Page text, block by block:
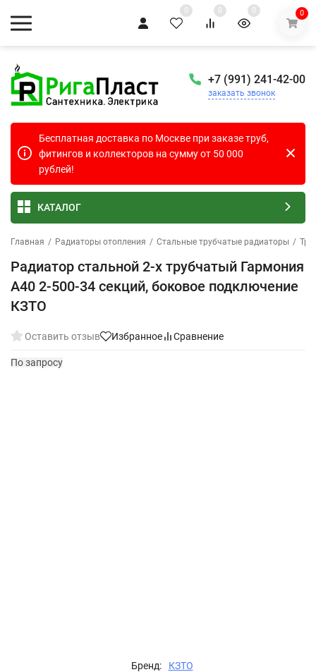
0 0 0 0
+7 (991) 241-42-00
заказать звонок
Бесплатная доставка по Москве при заказе труб,
фитингов и коллекторов на сумму от 50 000
рублей!
КАТАЛОГ
Главная / Радиаторы отопления / Стальные трубчатые радиаторы /
Радиатор стальной 2-х трубчатый Гармония
А40 2-500-34 секций, боковое подключение
КЗТО
Оставить отзыв Избранное Сравнение
По запросу
Бренд: КЗТО